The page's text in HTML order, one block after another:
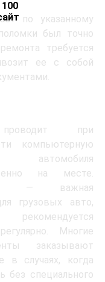
по указанному
был точно
требуется
ее с собой
при
компьютерную
автомобиля
на месте.
— важная
грузовых авто,
Многие
заказывают
в случаях, когда
без специального